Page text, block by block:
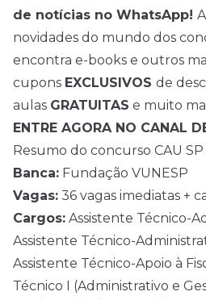
de notícias no WhatsApp!
novidades do mundo dos
encontra e-books e outros
cupons EXCLUSIVOS de
aulas GRATUITAS e muito
ENTRE AGORA NO CANAL
Resumo do concurso CAU SP
Banca: Fundação VUNESP
Vagas: 36 vagas imediatas +
Cargos: Assistente Técnico-
Assistente Técnico-
Assistente Técnico-Apoio à
Técnico I (Administrativo e